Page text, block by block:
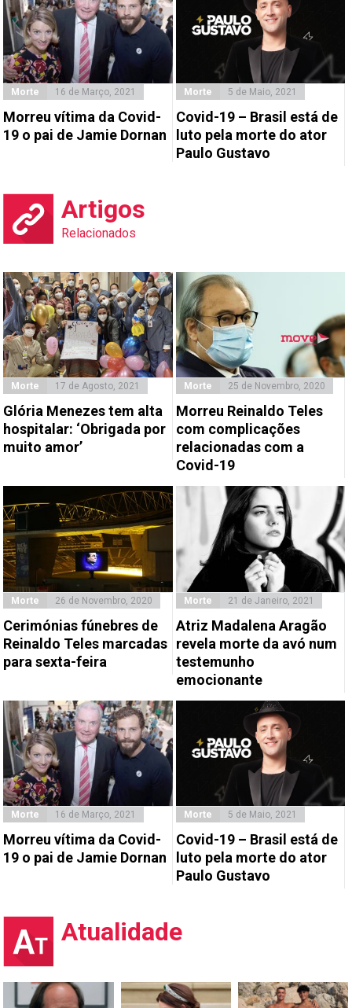
Morte 16 de Março, 2021
Morreu vítima da Covid-
19 o pai de Jamie Dornan
Morte 5 de Maio, 2021
Covid-19 – Brasil está de
luto pela morte do ator
Paulo Gustavo
Artigos
Relacionados
Morte 17 de Agosto, 2021
Glória Menezes tem alta
hospitalar: ‘Obrigada por
muito amor’
Morte 25 de Novembro, 2020
Morreu Reinaldo Teles
com complicações
relacionadas com a
Covid-19
Morte 26 de Novembro, 2020
Cerimónias fúnebres de
Reinaldo Teles marcadas
para sexta-feira
Morte 21 de Janeiro, 2021
Atriz Madalena Aragão
revela morte da avó num
testemunho
emocionante
Morte 16 de Março, 2021
Morreu vítima da Covid-
19 o pai de Jamie Dornan
Morte 5 de Maio, 2021
Covid-19 – Brasil está de
luto pela morte do ator
Paulo Gustavo
Atualidade